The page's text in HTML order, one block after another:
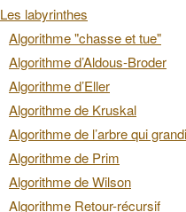
Les labyrinthes
Algorithme "chasse et tue"
Algorithme d’Aldous-Broder
Algorithme d’Eller
Algorithme de Kruskal
Algorithme de l’arbre qui
Algorithme de Prim
Algorithme de Wilson
Algorithme Retour-récursif